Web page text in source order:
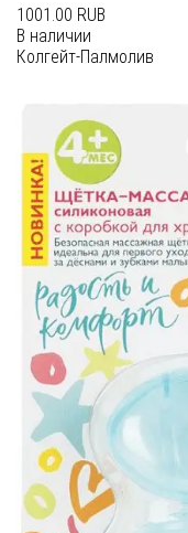
1001.00 RUB
В наличии
Колгейт-Палмолив